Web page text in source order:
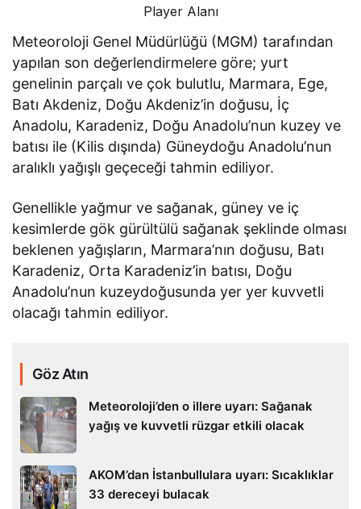
Player Alanı
Meteoroloji Genel Müdürlüğü (MGM) tarafından
yapılan son değerlendirmelere göre; yurt
genelinin parçalı ve çok bulutlu, Marmara, Ege,
Batı Akdeniz, Doğu Akdeniz’in doğusu, İç
Anadolu, Karadeniz, Doğu Anadolu’nun kuzey ve
batısı ile (Kilis dışında) Güneydoğu Anadolu’nun
aralıklı yağışlı geçeceği tahmin ediliyor.
Genellikle yağmur ve sağanak, güney ve iç
kesimlerde gök gürültülü sağanak şeklinde olması
beklenen yağışların, Marmara’nın doğusu, Batı
Karadeniz, Orta Karadeniz’in batısı, Doğu
Anadolu’nun kuzeydoğusunda yer yer kuvvetli
olacağı tahmin ediliyor.
Göz Atın
Meteoroloji’den o illere uyarı: Sağanak
yağış ve kuvvetli rüzgar etkili olacak
AKOM’dan İstanbullulara uyarı: Sıcaklıklar
33 dereceyi bulacak